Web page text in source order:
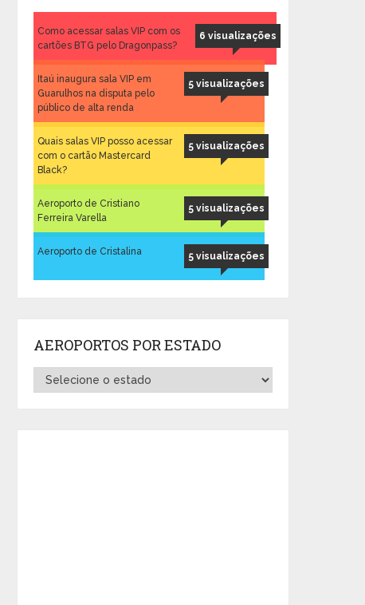
6 visualizações
Como acessar salas VIP com os
cartões BTG pelo Dragonpass?
5 visualizações
Itaú inaugura sala VIP em
Guarulhos na disputa pelo
público de alta renda
5 visualizações
Quais salas VIP posso acessar
com o cartão Mastercard
Black?
5 visualizações
Aeroporto de Cristiano
Ferreira Varella
5 visualizações
Aeroporto de Cristalina
AEROPORTOS POR ESTADO
Aeroportos
por